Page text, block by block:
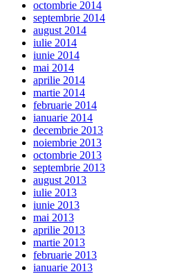
octombrie 2014
septembrie 2014
august 2014
iulie 2014
iunie 2014
mai 2014
aprilie 2014
martie 2014
februarie 2014
ianuarie 2014
decembrie 2013
noiembrie 2013
octombrie 2013
septembrie 2013
august 2013
iulie 2013
iunie 2013
mai 2013
aprilie 2013
martie 2013
februarie 2013
ianuarie 2013